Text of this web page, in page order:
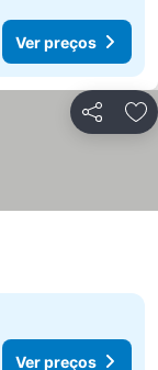
Ver preços
Partilhar
Ver preços